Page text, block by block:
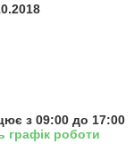
з 09:00 до 17:00
графік роботи